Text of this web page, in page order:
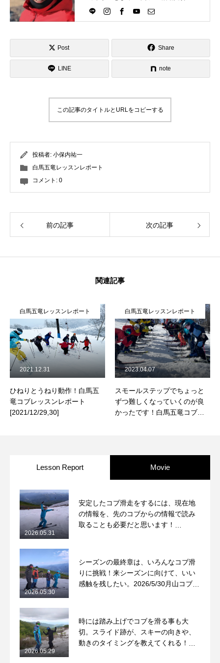
Directlineスキースクール代表として、
スキーインストラクターが職業選択の
Post Share
LINE note
この記事のタイトルとURLをコピーする
投稿者: 小保内祐一
白馬五竜レッスンレポート
コメント: 0
前の記事 次の記事
関連記事
白馬五竜レッスンレポート
ひねりとうねり動作！白馬五
竜コブレッスンレポート
[2021/12/29,30]
2021.12.31
白馬五竜レッスンレポート
スモールステップでちょっと
ずつ難しくなっていくのが良
かったです！白馬五竜コブレ
2023.04.07
Lesson Report Movie
安定したコブ滑走をするには、現在地
の情報を、先のコブからの情報で読み
取ることも必要だと思います！
2026.05.31
シーズンの最終章は、いろんなコブ滑
りに挑戦！来シーズンに向けて、いい
感触を残したい。2026/5/30月山コブレ
2026.05.30
時には踏み上げでコブを滑る事も大
切。スライド跡が、スキーの向きや、
動きのタイミングを教えてくれる！
2026.05.29